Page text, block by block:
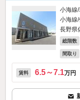
小海線
小海線
長野県
総階数
間取り
賃料 6.5～7.1万円